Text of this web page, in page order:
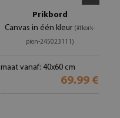
Prikbord
Canvas in één kleur (#tkork-
pion-245023111)
maat vanaf: 40x60 cm
69.99 €